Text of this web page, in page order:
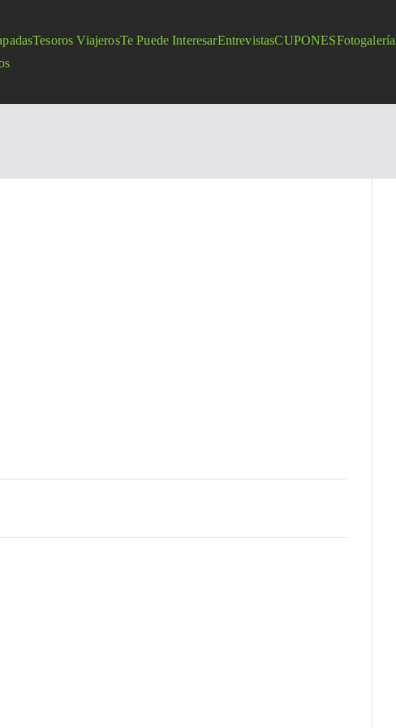
Tesoros ViajerosTe Puede InteresarEntrevistasCUPONESFotogalería